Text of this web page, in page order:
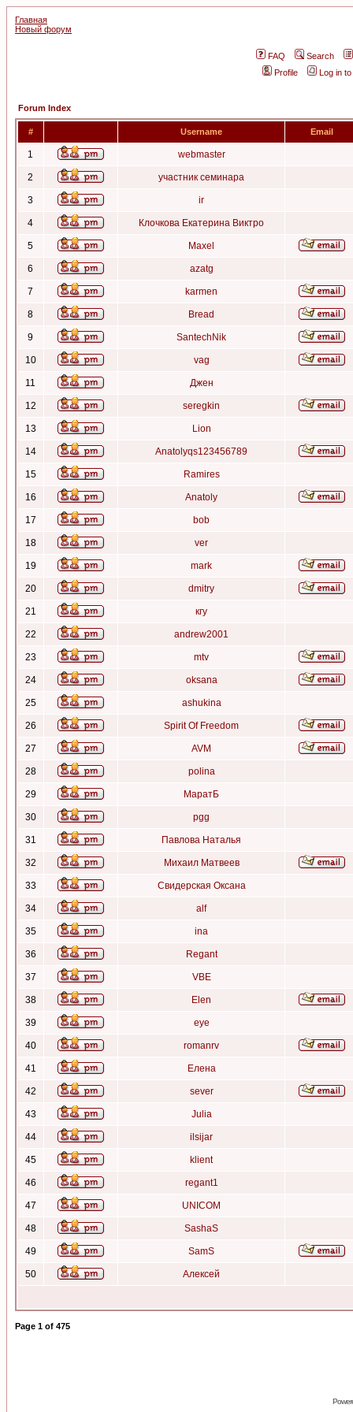
Главная
Новый форум
FAQ
Search
Profile
Log in
Forum Index
# Username Email
1 webmaster
2 участник семинара
3 ir
4 Клочкова Екатерина Виктро
5 Maxel
6 azatg
7 karmen
8 Bread
9 SantechNik
10 vag
11 Джен
12 seregkin
13 Lion
14 Anatolyqs123456789
15 Ramires
16 Anatoly
17 bob
18 ver
19 mark
20 dmitry
21 кгу
22 andrew2001
23 mtv
24 oksana
25 ashukina
26 Spirit Of Freedom
27 AVM
28 polina
29 МаратБ
30 pgg
31 Павлова Наталья
32 Михаил Матвеев
33 Свидерская Оксана
34 alf
35 ina
36 Regant
37 VBE
38 Elen
39 eye
40 romanrv
41 Елена
42 sever
43 Julia
44 ilsijar
45 klient
46 regant1
47 UNICOM
48 SashaS
49 SamS
50 Алексей
Page 1 of 475